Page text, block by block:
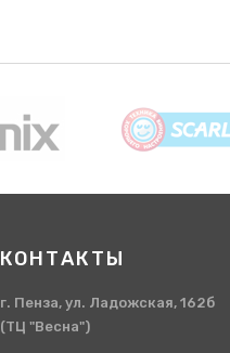
КОНТАКТЫ
г. Пенза, ул. Ладожская, 162б
(ТЦ "Весна")